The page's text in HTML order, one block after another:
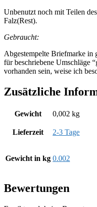
Unbenutzt noch mit Teilen
Falz(Rest).
Gebraucht:
Abgestempelte Briefmarke in
für beschriebene Umschläge
vorhanden sein, weise ich
Zusätzliche
Gewicht 0,002 kg
Lieferzeit 2-3 Tage
Gewicht in kg 0.002
Bewertungen